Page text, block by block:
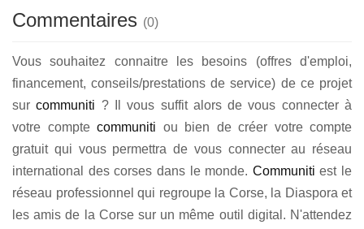
Commentaires (0)
Vous souhaitez connaitre les besoins (offres d'emploi,
financement, conseils/prestations de service) de ce projet
surcommuniti ? Il vous suffit alors de vous connecter à
votre compte communiti ou bien de créer votre compte
gratuit qui vous permettra de vous connecter au réseau
international des corses dans le monde. Communiti est le
réseau professionnel qui regroupe la Corse, la Diaspora et
les amis de la Corse sur un même outil digital. N'attendez